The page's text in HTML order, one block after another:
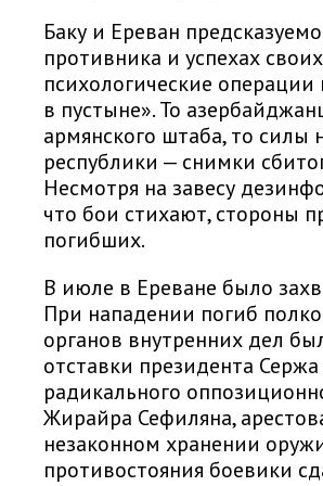
Баку и Ереван
противника и успехах
психологические
в пустыне». То
армянского штаба, то силы
республики — снимки
Несмотря на завесу
что бои стихают, стороны
погибших.
В июле в Ереване было
При нападении погиб
органов внутренних дел
отставки президента
радикального
Жирайра Сефиляна,
незаконном хранении
противостояния боевики